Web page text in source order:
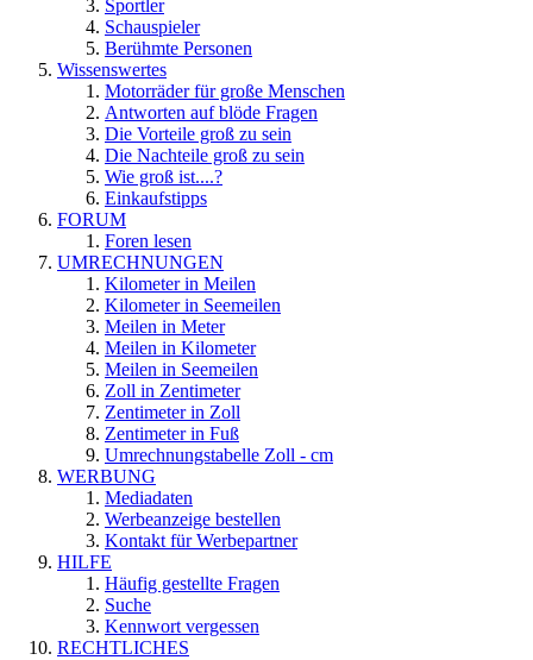
Sportler
Schauspieler
Berühmte Personen
Wissenswertes
Motorräder für große Menschen
Antworten auf blöde Fragen
Die Vorteile groß zu sein
Die Nachteile groß zu sein
Wie groß ist....?
Einkaufstipps
FORUM
Foren lesen
UMRECHNUNGEN
Kilometer in Meilen
Kilometer in Seemeilen
Meilen in Meter
Meilen in Kilometer
Meilen in Seemeilen
Zoll in Zentimeter
Zentimeter in Zoll
Zentimeter in Fuß
Umrechnungstabelle Zoll - cm
WERBUNG
Mediadaten
Werbeanzeige bestellen
Kontakt für Werbepartner
HILFE
Häufig gestellte Fragen
Suche
Kennwort vergessen
RECHTLICHES